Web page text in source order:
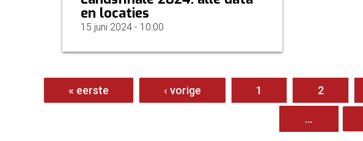
en locaties
15 juni 2024 - 10:00
« eerste
‹ vorige 1 2
…